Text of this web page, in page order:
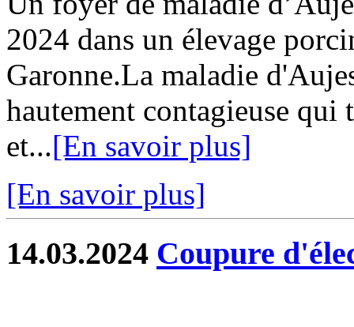
2024 dans un élevage
Garonne.La maladie
hautement contagieuse qui
et...[En savoir plus]
[En savoir plus]
14.03.2024 Coupure